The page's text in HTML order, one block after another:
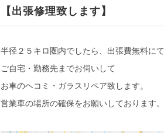
【出張修理致します】
半径２５キロ圏内でしたら、出張費無料にて
ご自宅・勤務先までお伺いして
お車のヘコミ・ガラスリペア致します。
営業車の場所の確保をお願いしております。